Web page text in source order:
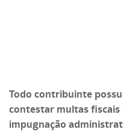
Todo contribuinte
contestar multas fiscais
impugnação